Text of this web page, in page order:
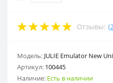
Отзывы: (
Модель: JULIE Emulator New
Артикул: 100445
Наличие: Есть в наличии